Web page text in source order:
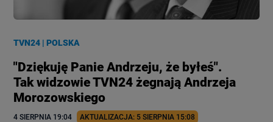
TVN24 |POLSKA
"Dziękuję Panie Andrzeju, że byłeś".
Tak widzowie TVN24 żegnają Andrzeja
Morozowskiego
4 SIERPNIA 19:04 AKTUALIZACJA: 5 SIERPNIA 15:08